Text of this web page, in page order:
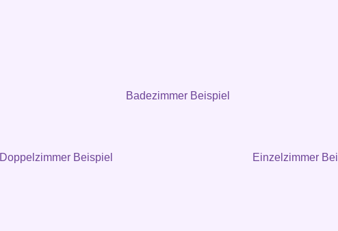
Doppelzimmer Beispiel
Badezimmer Beispiel
Einzelzimmer